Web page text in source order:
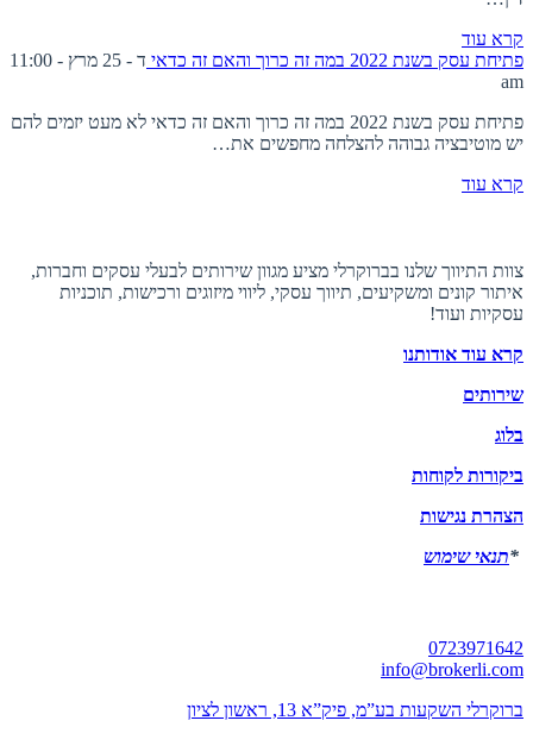
קרא עוד
פתיחת עסק בשנת 2022 במה זה כרוך והאם זה כדאי
ד - 25 מרץ - 11:00
am
פתיחת עסק בשנת 2022 במה זה כרוך והאם זה כדאי לא מעט יזמים להם
יש מוטיבציה גבוהה להצלחה מחפשים את…
קרא עוד
צוות התיווך שלנו בברוקרלי מציע מגוון שירותים לבעלי עסקים וחברות,
איתור קונים ומשקיעים, תיווך עסקי, ליווי מיזוגים ורכישות, תוכניות
עסקיות ועוד!
קרא עוד אודותנו
שירותים
בלוג
ביקורות לקוחות
הצהרת נגישות
*תנאי שימוש
0723971642
info@brokerli.com
ברוקרלי השקעות בע”מ, פיק”א 13, ראשון לציון